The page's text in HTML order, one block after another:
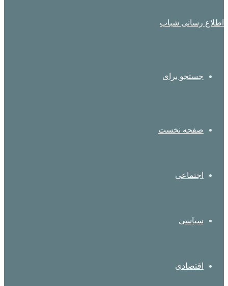
اطلاع رسانی شباب
جستجو برای
صفحه نخست
اجتماعی
سیاسی
اقتصادی